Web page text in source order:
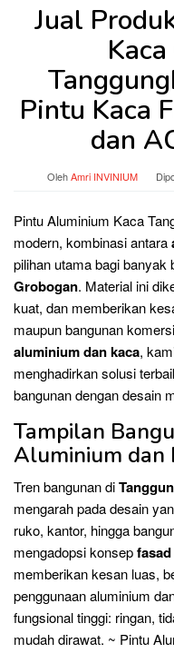
Jual
Pintu Kaca
dan
OlehAmri INVINIUM
Pintu Aluminium Kaca
modern, kombinasi antara
pilihan utama bagi banyak
Grobogan. Material ini
kuat, dan memberikan
maupun bangunan
aluminium dan kaca,
menghadirkan solusi
bangunan dengan desain
Tampilan
Aluminium dan
Tren bangunan di
mengarah pada desain
ruko, kantor, hingga
mengadopsi konsep
memberikan kesan luas,
penggunaan aluminium
fungsional tinggi: ringan,
mudah dirawat. ~ Pintu